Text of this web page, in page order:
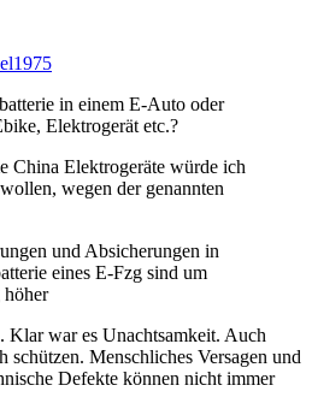
in einem E-Auto oder
Elektrogerät etc.?
China Elektrogeräte würde ich
wegen der genannten
und Absicherungen in
eines E-Fzg sind um
höher
war es Unachtsamkeit. Auch
schützen. Menschliches Versagen und
Defekte können nicht immer